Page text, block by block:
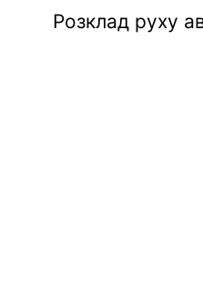
Розклад руху